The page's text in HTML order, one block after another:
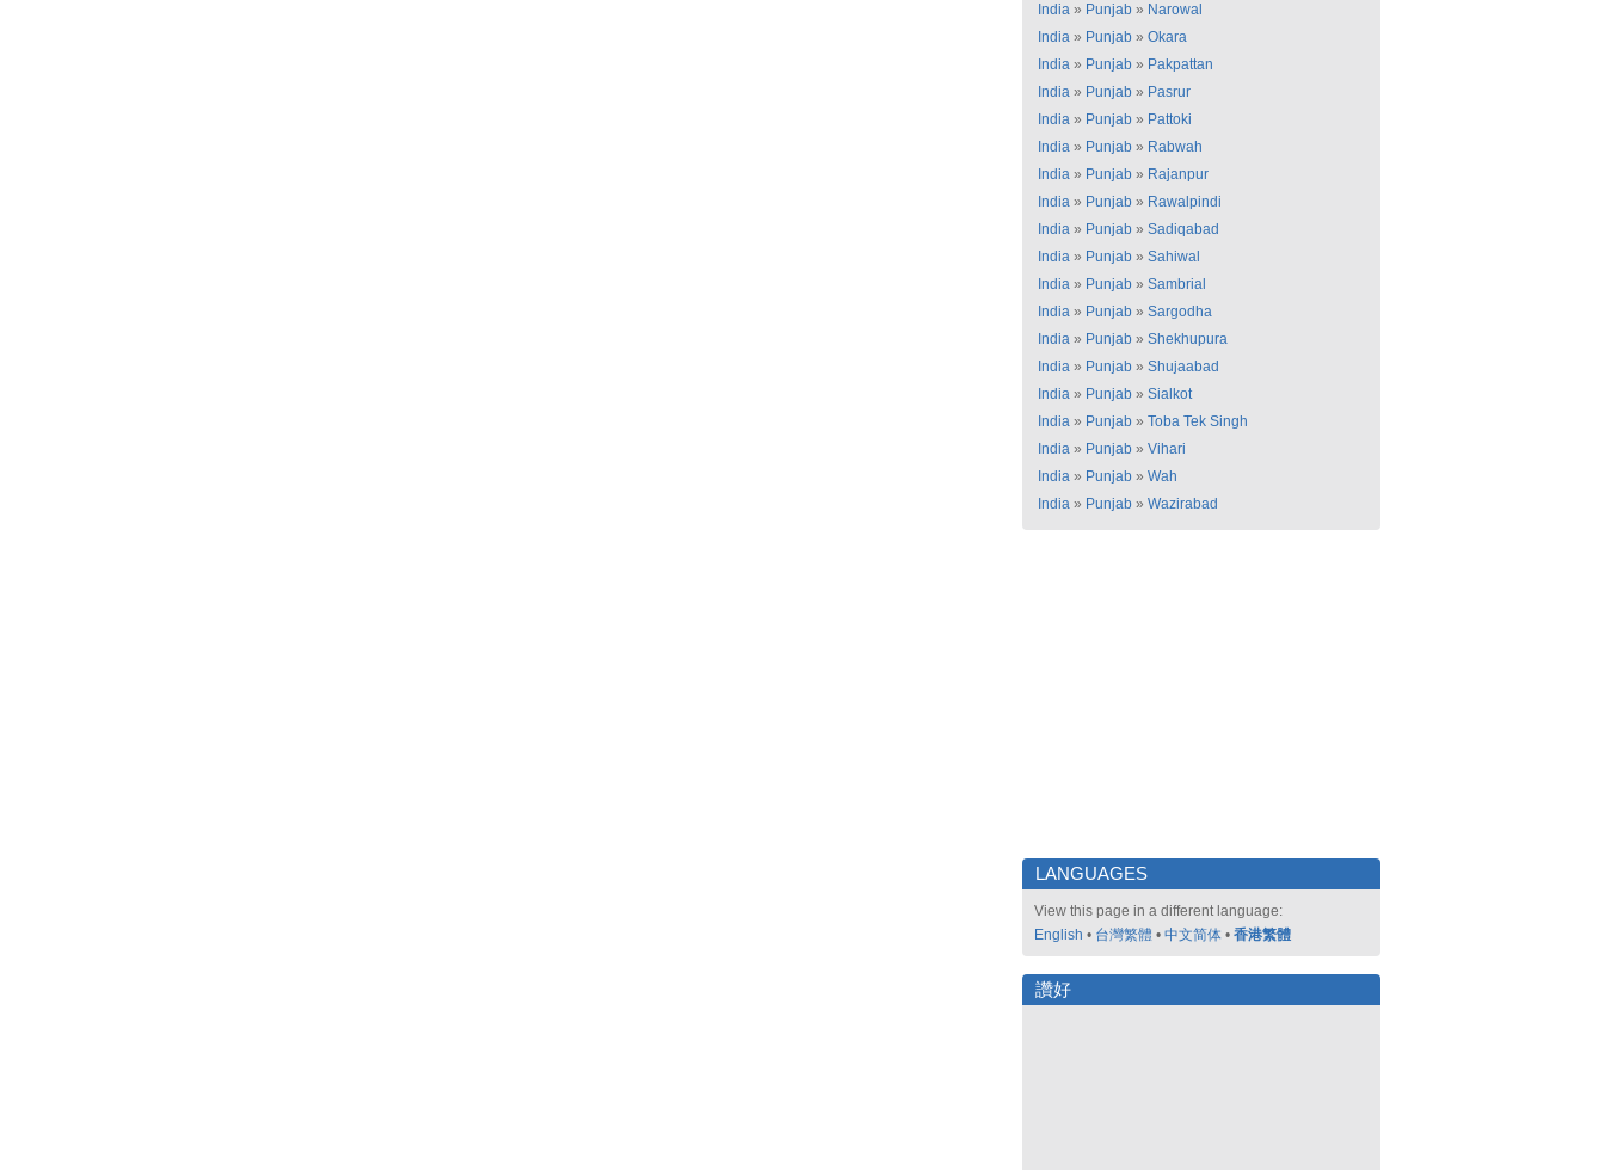
India » Punjab » Narowal
India » Punjab » Okara
India » Punjab » Pakpattan
India » Punjab » Pasrur
India » Punjab » Pattoki
India » Punjab » Rabwah
India » Punjab » Rajanpur
India » Punjab » Rawalpindi
India » Punjab » Sadiqabad
India » Punjab » Sahiwal
India » Punjab » Sambrial
India » Punjab » Sargodha
India » Punjab » Shekhupura
India » Punjab » Shujaabad
India » Punjab » Sialkot
India » Punjab » Toba Tek Singh
India » Punjab » Vihari
India » Punjab » Wah
India » Punjab » Wazirabad
LANGUAGES
View this page in a different language:
English • 台灣繁體 • 中文简体 • 香港繁體
讚好